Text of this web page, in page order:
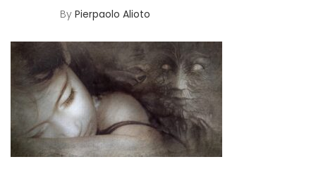
By Pierpaolo Alioto